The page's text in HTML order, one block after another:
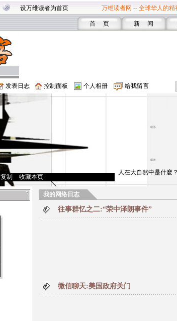
设万维读者为首页 万维读者网 -- 全球华人的精
首 页 新 闻
发表日志 控制面板 个人相册 给我留言
复制 收藏本页
人在大自然中是什麼
我的网络日志
往事群忆之二:“荣中泽朗事件”
微信聊天:美国政府关门